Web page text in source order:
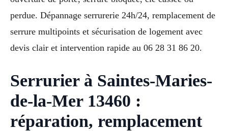
perdue. Dépannage serrurerie 24h/24, remplacement de
serrure multipoints et sécurisation de logement avec
devis clair et intervention rapide au 06 28 31 86 20.
Serrurier à Saintes-Maries-
de-la-Mer 13460 :
réparation, remplacement